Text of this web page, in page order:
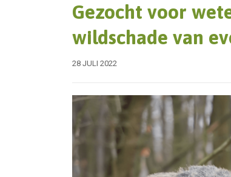
Gezocht voor
wildschade van
28 JULI 2022